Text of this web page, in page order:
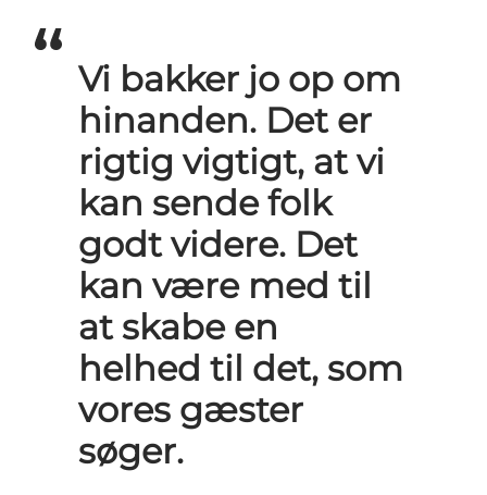
Vi bakker jo op om
hinanden. Det er
rigtig vigtigt, at vi
kan sende folk
godt videre. Det
kan være med til
at skabe en
helhed til det, som
vores gæster
søger.